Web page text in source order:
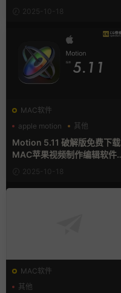
2025-10-18
MAC软件
apple motion
其他
支持Intel+M芯片
Motion 5.11 破解版免费下载
MAC苹果视频制作编辑软件
2025-10-18
MAC软件
其他